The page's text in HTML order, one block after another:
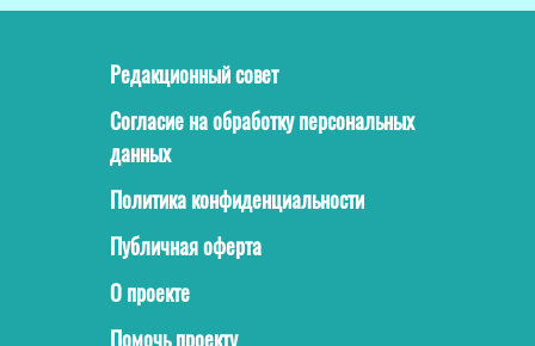
Редакционный совет
Согласие на обработку персональных
данных
Политика конфиденциальности
Публичная оферта
О проекте
Помочь проекту